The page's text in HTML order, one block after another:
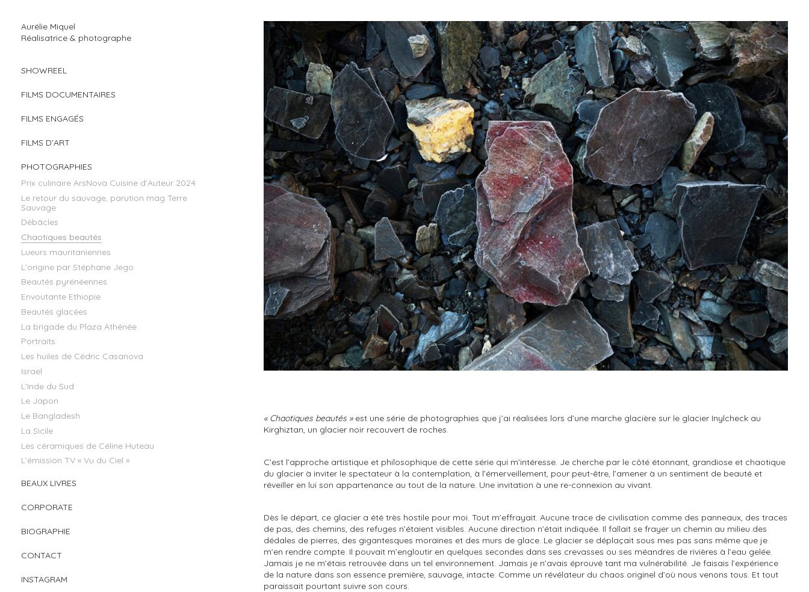
Aurélie Miquel
Réalisatrice & photographe
SHOWREEL
FILMS DOCUMENTAIRES
FILMS ENGAGÉS
FILMS D’ART
PHOTOGRAPHIES
Prix culinaire ArsNova Cuisine d’Auteur 2024
Le retour du sauvage, parution mag Terre
Sauvage
Débâcles
Chaotiques beautés
Lueurs mauritaniennes
L’origine par Stéphane Jego
Beautés pyrénéennes
Envoutante Ethiopie
Beautés glacées
La brigade du Plaza Athénée
Portraits
Les huiles de Cédric Casanova
Israel
L’Inde du Sud
Le Japon
Le Bangladesh
La Sicile
Les céramiques de Céline Huteau
L’émission TV « Vu du Ciel »
BEAUX LIVRES
CORPORATE
BIOGRAPHIE
CONTACT
INSTAGRAM
« Chaotiques beautés »est une série de photographies que j’ai réalisées lors d’une marche glacière sur le glacier Inylcheck au
Kirghiztan, un glacier noir recouvert de roches.
C’est l’approche artistique et philosophique de cette série qui m’intéresse. Je cherche par le côté étonnant, grandiose et chaotique
du glacier à inviter le spectateur à la contemplation, à l’émerveillement, pour peut-être, l’amener à un sentiment de beauté et
réveiller en lui son appartenance au tout de la nature. Une invitation à une re-connexion au vivant.
Dès le départ, ce glacier a été très hostile pour moi. Tout m’effrayait. Aucune trace de civilisation comme des panneaux, des traces
de pas, des chemins, des refuges n’étaient visibles. Aucune direction n’était indiquée. Il fallait se frayer un chemin au milieu des
dédales de pierres, des gigantesques moraines et des murs de glace. Le glacier se déplaçait sous mes pas sans même que je
m’en rendre compte. Il pouvait m’engloutir en quelques secondes dans ses crevasses ou ses méandres de rivières à l’eau gelée.
Jamais je ne m’étais retrouvée dans un tel environnement. Jamais je n’avais éprouvé tant ma vulnérabilité. Je faisais l’expérience
de la nature dans son essence première, sauvage, intacte. Comme un révélateur du chaos originel d’où nous venons tous. Et tout
paraissait pourtant suivre son cours.